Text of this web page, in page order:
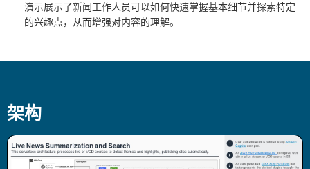
演示展示了新闻工作人员可以如何快速掌握基本细节并探索特定
的兴趣点，从而增强对内容的理解。
架构